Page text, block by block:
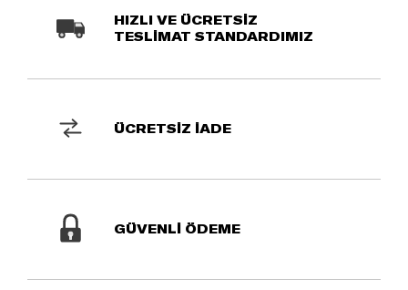
HIZLI VE ÜCRETSİZ
TESLİMAT STANDARDIMIZ
ÜCRETSİZ İADE
GÜVENLİ ÖDEME